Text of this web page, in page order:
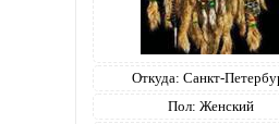
Откуда: Санкт-
Пол: Женский